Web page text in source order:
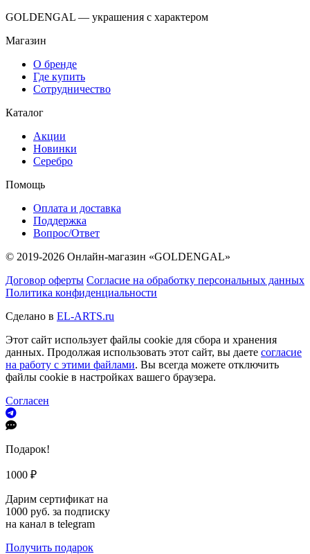
GOLDENGAL — украшения с характером
Магазин
О бренде
Где купить
Сотрудничество
Каталог
Акции
Новинки
Серебро
Помощь
Оплата и доставка
Поддержка
Вопрос/Ответ
© 2019-2026 Онлайн-магазин «GOLDENGAL»
Договор оферты Согласие на обработку персональных данных
Политика конфиденциальности
Сделано в EL-ARTS.ru
Этот сайт использует файлы cookie для сбора и хранения
данных. Продолжая использовать этот сайт, вы даете согласие
на работу с этими файлами. Вы всегда можете отключить
файлы cookie в настройках вашего браузера.
Согласен
Подарок!
1000 ₽
Дарим сертификат на
1000 руб. за подписку
на канал в telegram
Получить подарок